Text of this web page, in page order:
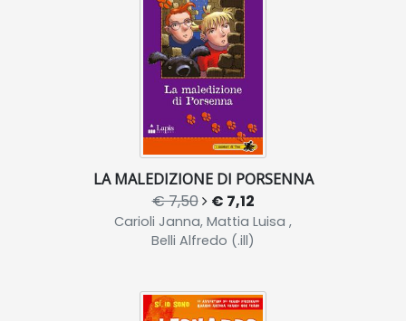
LA MALEDIZIONE DI PORSENNA
€ 7,50 € 7,12
Carioli Janna, Mattia Luisa ,
Belli Alfredo (.ill)